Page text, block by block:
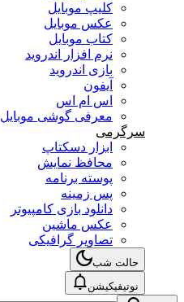
کلیپ موبایل
عکس موبایل
کتاب موبایل
نرم افزار اندروید
بازی اندروید
آیفون
اس ام اس
معرفی گوشی موبایل
سرگرمی
ابزار دسکتاپ
محافظ نمایش
پوسته برنامه
پس زمینه
دانلود بازی کامپیوتر
عکس ماشین
تصاویر گرافیکی
حالت شب
نوتیفیکیشن